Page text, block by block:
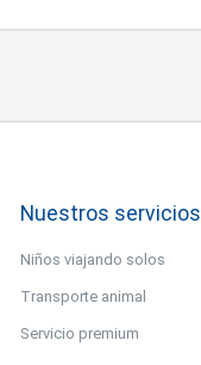
Nuestros servicios
Niños viajando solos
Transporte animal
Servicio premium